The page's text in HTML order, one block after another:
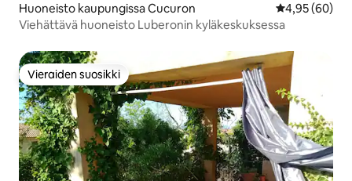
Huoneisto kaupungissa Cucuron
4,95 (60)
Viehättävä huoneisto Luberonin kyläkeskuksessa
Vieraiden suosikki
Vieraiden suosikki